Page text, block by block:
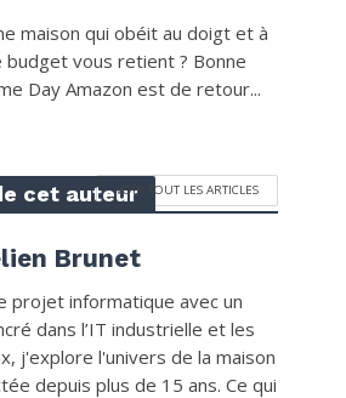
maison qui obéit au doigt et à
budget vous retient ? Bonne
Day Amazon est de retour...
cet auteurVOIR TOUT LES ARTICLES
Brunet
projet informatique avec un
dans l’IT industrielle et les
j'explore l'univers de la maison
depuis plus de 15 ans. Ce qui